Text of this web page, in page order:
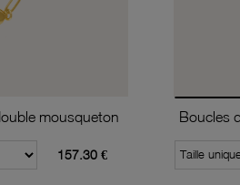
mousqueton
157.30 € Taille